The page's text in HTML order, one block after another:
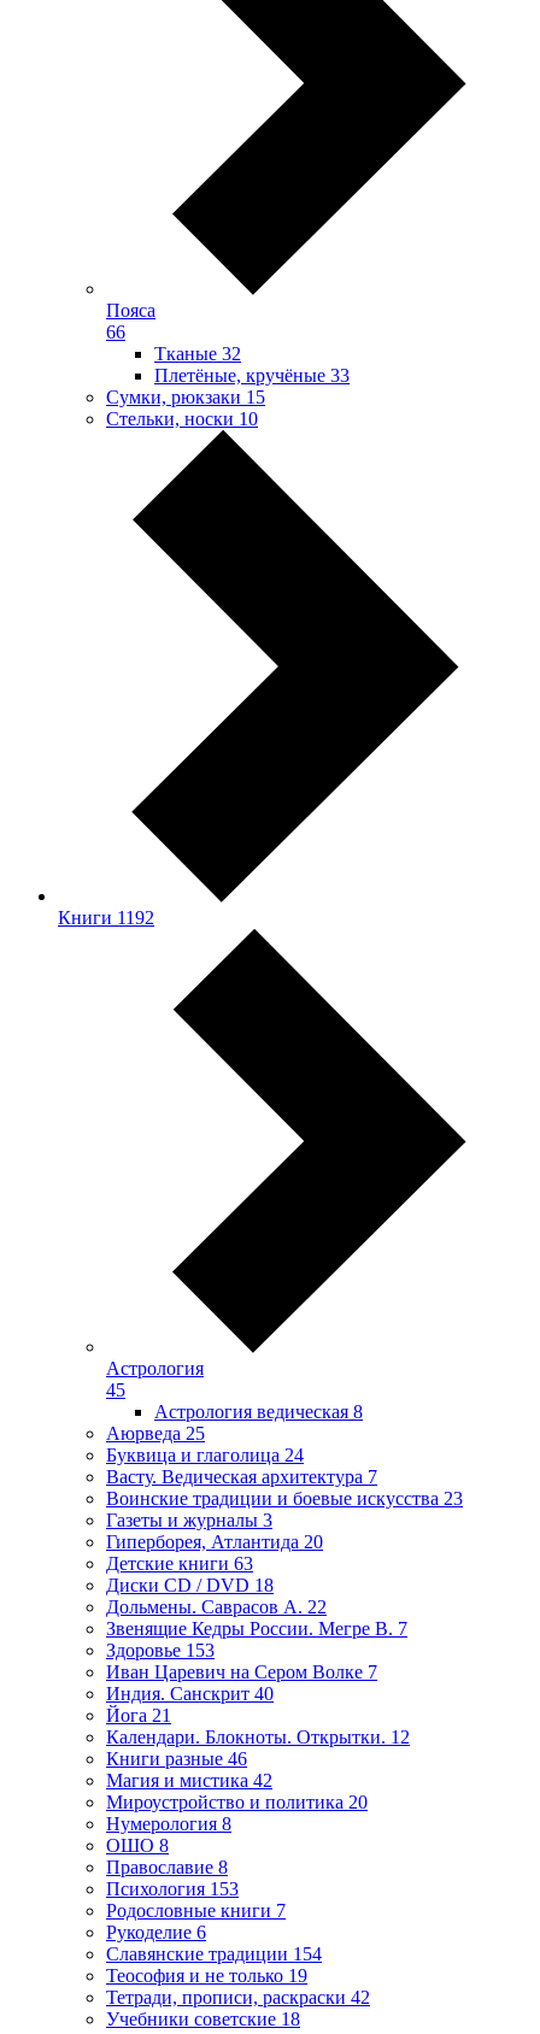
Пояса
66
Тканые 32
Плетёные, кручёные 33
Сумки, рюкзаки 15
Стельки, носки 10
Книги 1192
Астрология
45
Астрология ведическая 8
Аюрведа 25
Буквица и глаголица 24
Васту. Ведическая архитектура 7
Воинские традиции и боевые искусства 23
Газеты и журналы 3
Гиперборея, Атлантида 20
Детские книги 63
Диски CD / DVD 18
Дольмены. Саврасов А. 22
Звенящие Кедры России. Мегре В. 7
Здоровье 153
Иван Царевич на Сером Волке 7
Индия. Санскрит 40
Йога 21
Календари. Блокноты. Открытки. 12
Книги разные 46
Магия и мистика 42
Мироустройство и политика 20
Нумерология 8
ОШО 8
Православие 8
Психология 153
Родословные книги 7
Рукоделие 6
Славянские традиции 154
Теософия и не только 19
Тетради, прописи, раскраски 42
Учебники советские 18